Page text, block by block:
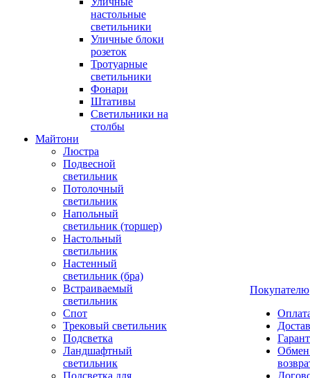
настольные
светильники
Уличные блоки
розеток
Тротуарные
светильники
Фонари
Штативы
Светильники на
столбы
Майтони
Люстра
Подвесной
светильник
Потолочный
светильник
Напольный
светильник (торшер)
Настольный
светильник
Настенный
светильник (бра)
Встраиваемый
светильник
Спот
Трековый светильник
Подсветка
Ландшафтный
светильник
Подсветка для
Покупателю